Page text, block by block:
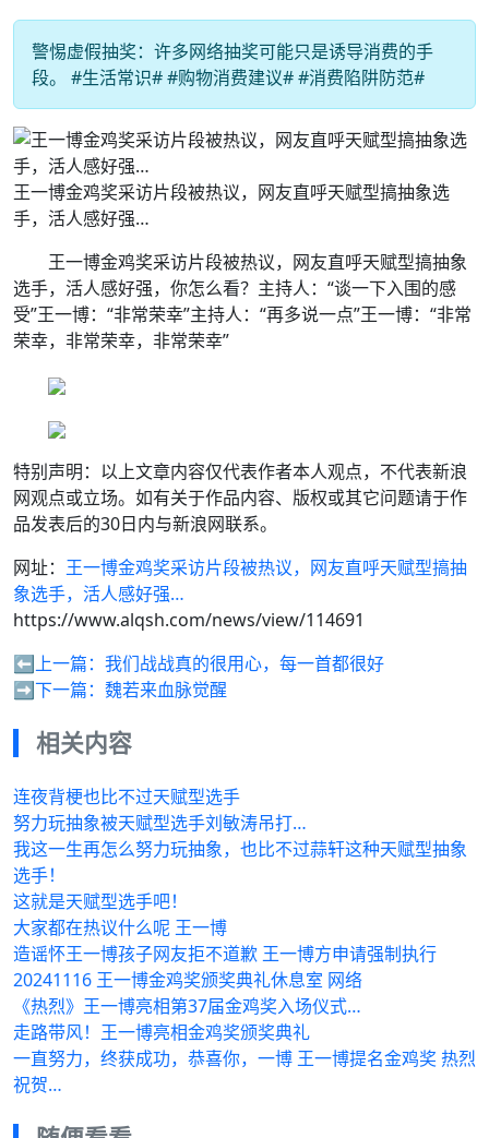
警惕虚假抽奖：许多网络抽奖可能只是诱导消费的手
段。 #生活常识# #购物消费建议# #消费陷阱防范#
王一博金鸡奖采访片段被热议，网友直呼天赋型搞抽象选
手，活人感好强…
王一博金鸡奖采访片段被热议，网友直呼天赋型搞抽象
选手，活人感好强，你怎么看？主持人：“谈一下入围的感
受”王一博：“非常荣幸”主持人：“再多说一点”王一博：“非常
荣幸，非常荣幸，非常荣幸”
特别声明：以上文章内容仅代表作者本人观点，不代表新浪
网观点或立场。如有关于作品内容、版权或其它问题请于作
品发表后的30日内与新浪网联系。
网址： 王一博金鸡奖采访片段被热议，网友直呼天赋型搞抽
象选手，活人感好强…
https://www.alqsh.com/news/view/114691
⬅️上一篇： 我们战战真的很用心，每一首都很好
➡️下一篇： 魏若来血脉觉醒
相关内容
连夜背梗也比不过天赋型选手
努力玩抽象被天赋型选手刘敏涛吊打…
我这一生再怎么努力玩抽象，也比不过蒜轩这种天赋型抽象
选手！
这就是天赋型选手吧！
大家都在热议什么呢 王一博
造谣怀王一博孩子网友拒不道歉 王一博方申请强制执行
20241116 王一博金鸡奖颁奖典礼休息室 网络
《热烈》王一博亮相第37届金鸡奖入场仪式…
走路带风！王一博亮相金鸡奖颁奖典礼
一直努力，终获成功，恭喜你，一博 王一博提名金鸡奖 热烈
祝贺…